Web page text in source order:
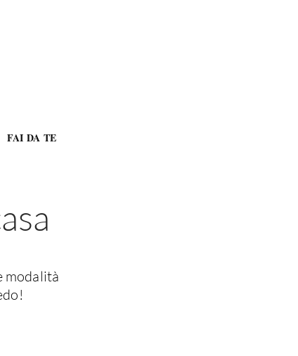
FAI DA TE
modalità